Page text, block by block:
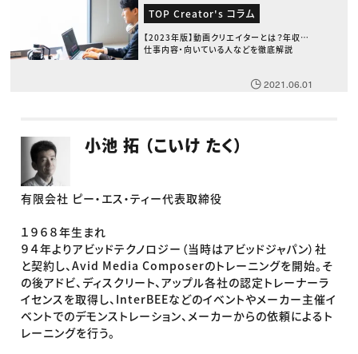
TOP Creator's コラム
【2023年版】動画クリエイターとは？年収・
仕事内容・向いている人などを徹底解説
2021.06.01
小池 拓 （こいけ たく）
有限会社 ピー・エス・ティー代表取締役
１９６８年生まれ
９４年よりアビッドテクノロジー（当時はアビッドジャパン）社
と契約し、Avid Media Composerのトレーニングを開始。そ
の後アドビ、ディスクリート、アップル各社の認定トレーナーラ
イセンスを取得し、InterBEEなどのイベントやメーカー主催イ
ベントでのデモンストレーション、メーカーからの依頼によるト
レーニングを行う。